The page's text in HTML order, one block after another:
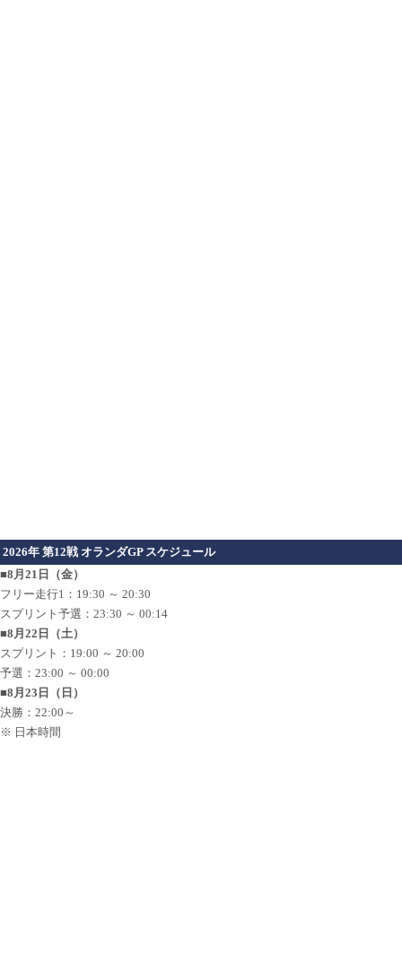
2026年 第12戦 オランダGP スケジュール
■8月21日（金）
フリー走行1：19:30 ～ 20:30
スプリント予選：23:30 ～ 00:14
■8月22日（土）
スプリント：19:00 ～ 20:00
予選：23:00 ～ 00:00
■8月23日（日）
決勝：22:00～
※ 日本時間